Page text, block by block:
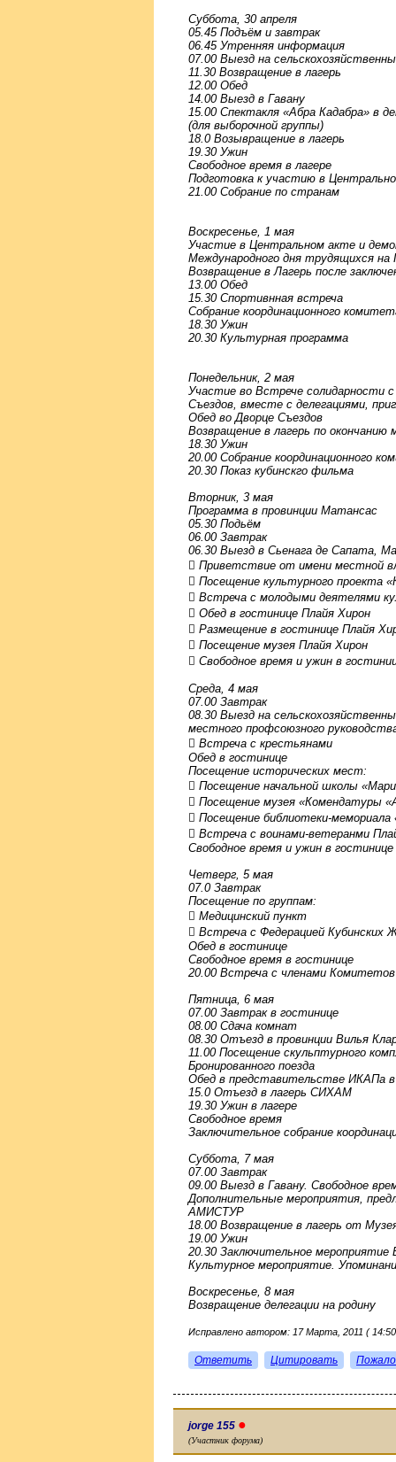
Суббота, 30 апреля
05.45 Подъём и завтрак
06.45 Утренняя информация
07.00 Выезд на
11.30 Возвращение в лагерь
12.00 Обед
14.00 Выезд в Гавану
15.00 Спектакля «Абра Кадабра» в
(для выборочной группы)
18.0 Возывращение в лагерь
19.30 Ужин
Свободное время в лагере
Подготовка к участию в
21.00 Собрание по странам
Воскресенье, 1 мая
Участие в Центральном акте и
Международного дня трудящихся
Возвращение в Лагерь после
13.00 Обед
15.30 Спортивнная встреча
Собрание координационного
18.30 Ужин
20.30 Культурная программа
Понедельник, 2 мая
Участие во Встрече солидарности
Съездов, вместе с делегациями,
Обед во Дворце Съездов
Возвращение в лагерь по окончанию
18.30 Ужин
20.00 Собрание координационного
20.30 Показ кубинскго фильма
Вторник, 3 мая
Программа в провинции Матансас
05.30 Подьём
06.00 Завтрак
06.30 Выезд в Сьенага де Сапата,
 Приветствие от имени местной
 Посещение культурного проекта
 Встреча с молодыми деятелями
 Обед в гостинице Плайя Хирон
 Размещение в гостинице Плайя
 Посещение музея Плайя Хирон
 Свободное время и ужин в
Среда, 4 мая
07.00 Завтрак
08.30 Выезд на
местного профсоюзного
 Встреча с крестьянами
Обед в гостинице
Посещение исторических мест:
 Посещение начальной школы
 Посещение музея «Комендатуры
 Посещение библиотеки-
 Встреча с воинами-ветеранми
Свободное время и ужин в гостинице
Четверг, 5 мая
07.0 Завтрак
Посещение по группам:
 Медицинский пункт
 Встреча с Федерацией Кубинских
Обед в гостинице
Свободное время в гостинице
20.00 Встреча с членами
Пятница, 6 мая
07.00 Завтрак в гостинице
08.00 Сдача комнат
08.30 Отъезд в провинции Вилья
11.00 Посещение скульптурного
Бронированного поезда
Обед в представительстве ИКАПа
15.0 Отъезд в лагерь СИХАМ
19.30 Ужин в лагере
Свободное время
Заключительное собрание
Суббота, 7 мая
07.00 Завтрак
09.00 Выезд в Гавану. Свободное
Дополнительные мероприятия,
АМИСТУР
18.00 Возвращение в лагерь от
19.00 Ужин
20.30 Заключительное мероприятие
Культурное мероприятие.
Воскресенье, 8 мая
Возвращение делегации на родину
Исправлено автором: 17 Марта, 2011 (
Ответить Цитировать
jorge 155 ●
(Участник форума)